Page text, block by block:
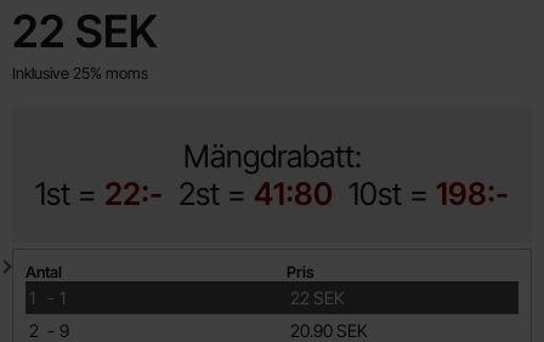
pris
22 SEK
Inklusive 25% moms
Mängdrabatt:
1st = 22:- 2st = 41:80 10st = 198:-
Mängdrabatt
Antal Pris
1 -
till 1
22 SEK
2 -
till 9
20.90 SEK